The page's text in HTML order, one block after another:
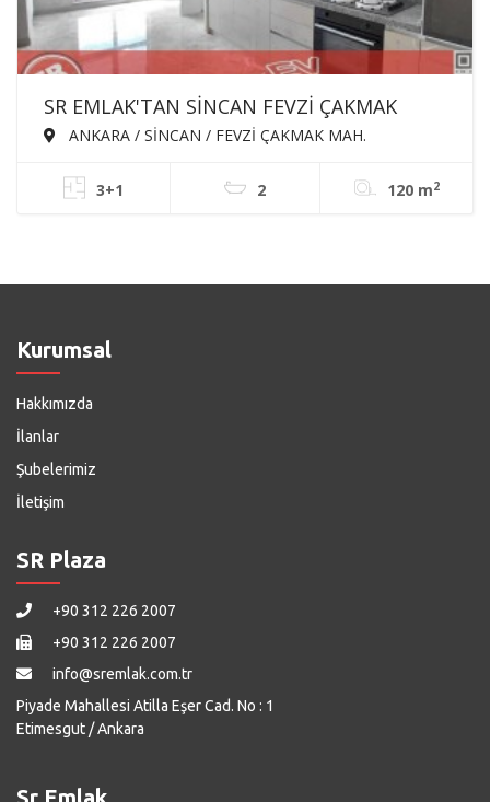
SR EMLAK'TAN SİNCAN FEVZİ ÇAKMAK
MAH'DE 3+1 120m² ARA KATTA EBEVEYN
ANKARA / SİNCAN / FEVZİ ÇAKMAK MAH.
3+1 2 120 m2
Kurumsal
Hakkımızda
İlanlar
Şubelerimiz
İletişim
SR Plaza
+90 312 226 2007
+90 312 226 2007
info@sremlak.com.tr
Piyade Mahallesi Atilla Eşer Cad. No : 1
Etimesgut / Ankara